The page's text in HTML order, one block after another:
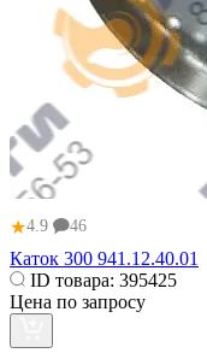
★4.9 46
Каток 300 941.12.40.01
ID товара: 395425
Цена по запросу